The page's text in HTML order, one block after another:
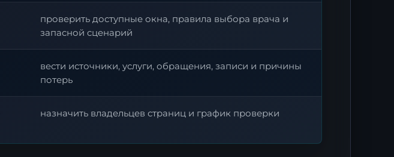
проверить доступные окна, правила выбора врача и
запасной сценарий
вести источники, услуги, обращения, записи и причины
потерь
назначить владельцев страниц и график проверки